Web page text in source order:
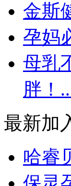
金斯
孕妈
母乳
胖！
最新加
哈睿